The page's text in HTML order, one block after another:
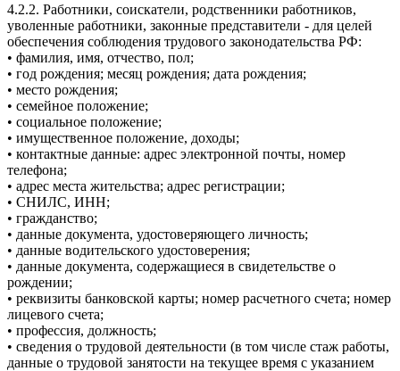
4.2.2. Работники, соискатели, родственники работников,
уволенные работники, законные представители - для целей
обеспечения соблюдения трудового законодательства РФ:
• фамилия, имя, отчество, пол;
• год рождения; месяц рождения; дата рождения;
• место рождения;
• семейное положение;
• социальное положение;
• имущественное положение, доходы;
• контактные данные: адрес электронной почты, номер
телефона;
• адрес места жительства; адрес регистрации;
• СНИЛС, ИНН;
• гражданство;
• данные документа, удостоверяющего личность;
• данные водительского удостоверения;
• данные документа, содержащиеся в свидетельстве о
рождении;
• реквизиты банковской карты; номер расчетного счета; номер
лицевого счета;
• профессия, должность;
• сведения о трудовой деятельности (в том числе стаж работы,
данные о трудовой занятости на текущее время с указанием